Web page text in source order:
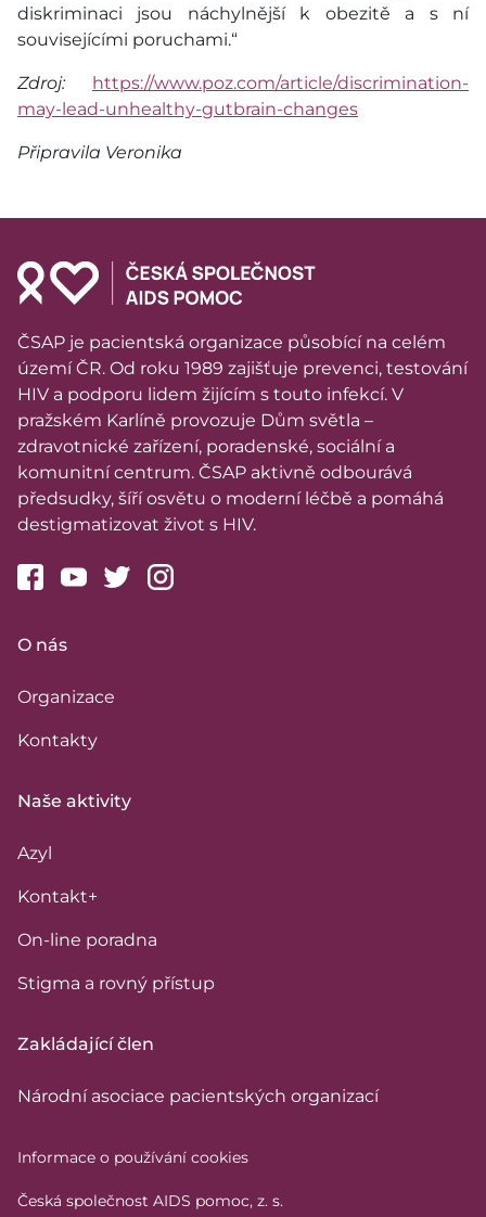
diskriminaci jsou náchylnější k obezitě a s ní
souvisejícími poruchami.“
Zdroj:
https://www.poz.com/article/discrimination-
may-lead-unhealthy-gutbrain-changes
Připravila Veronika
ČSAP je pacientská organizace působící na celém
území ČR. Od roku 1989 zajišťuje prevenci, testování
HIV a podporu lidem žijícím s touto infekcí. V
pražském Karlíně provozuje Dům světla –
zdravotnické zařízení, poradenské, sociální a
komunitní centrum. ČSAP aktivně odbourává
předsudky, šíří osvětu o moderní léčbě a pomáhá
destigmatizovat život s HIV.
O nás
Organizace
Kontakty
Naše aktivity
Azyl
Kontakt+
On-line poradna
Stigma a rovný přístup
Zakládající člen
Národní asociace pacientských organizací
Informace o používání cookies
Česká společnost AIDS pomoc, z. s.